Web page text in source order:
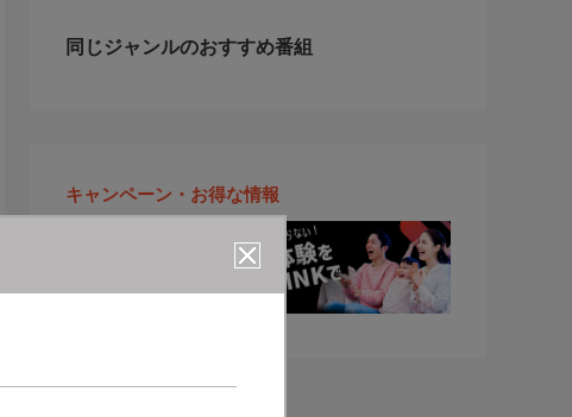
同じジャンルのおすすめ番組
キャンペーン・お得な情報